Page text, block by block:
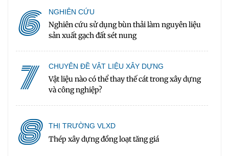
6 NGHIÊN CỨU
Nghiên cứu sử dụng bùn thải làm nguyên liệu
sản xuất gạch đất sét nung
7 CHUYÊN ĐỀ VẬT LIỆU XÂY DỰNG
Vật liệu nào có thể thay thế cát trong xây dựng
và công nghiệp?
8 THỊ TRƯỜNG VLXD
Thép xây dựng đồng loạt tăng giá